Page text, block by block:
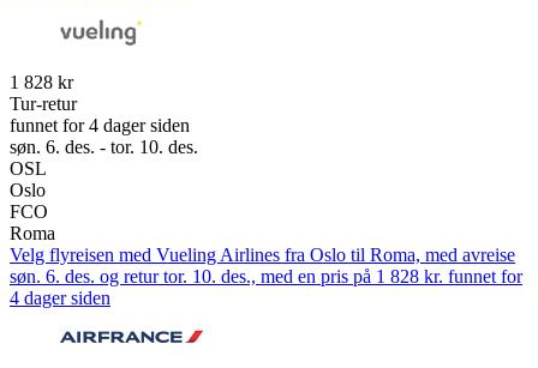
1 828 kr
Tur-retur
funnet for 4 dager siden
søn. 6. des. - tor. 10. des.
OSL
Oslo
FCO
Roma
Velg flyreisen med Vueling Airlines fra Oslo til Roma, med avreise
søn. 6. des. og retur tor. 10. des., med en pris på 1 828 kr. funnet for
4 dager siden